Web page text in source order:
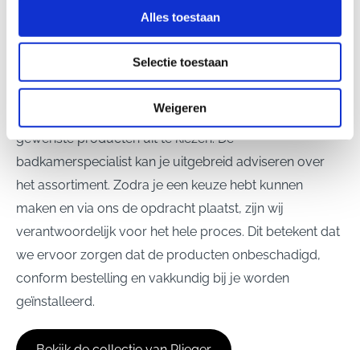
Alles toestaan
Selectie toestaan
Weigeren
ontvangt via ons een offerte met daarop de door jou
uitgekozen producten en de arbeidskosten om alles bij
je thuis aan te leggen. Door de afspraken die we met de
groothandel hebben gemaakt, ontvang je hoge korting.
Je hebt zelf nergens omkijken naar. Je hoeft alleen de
gewenste producten uit te kiezen. De
badkamerspecialist kan je uitgebreid adviseren over
het assortiment. Zodra je een keuze hebt kunnen
maken en via ons de opdracht plaatst, zijn wij
verantwoordelijk voor het hele proces. Dit betekent dat
we ervoor zorgen dat de producten onbeschadigd,
conform bestelling en vakkundig bij je worden
geïnstalleerd.